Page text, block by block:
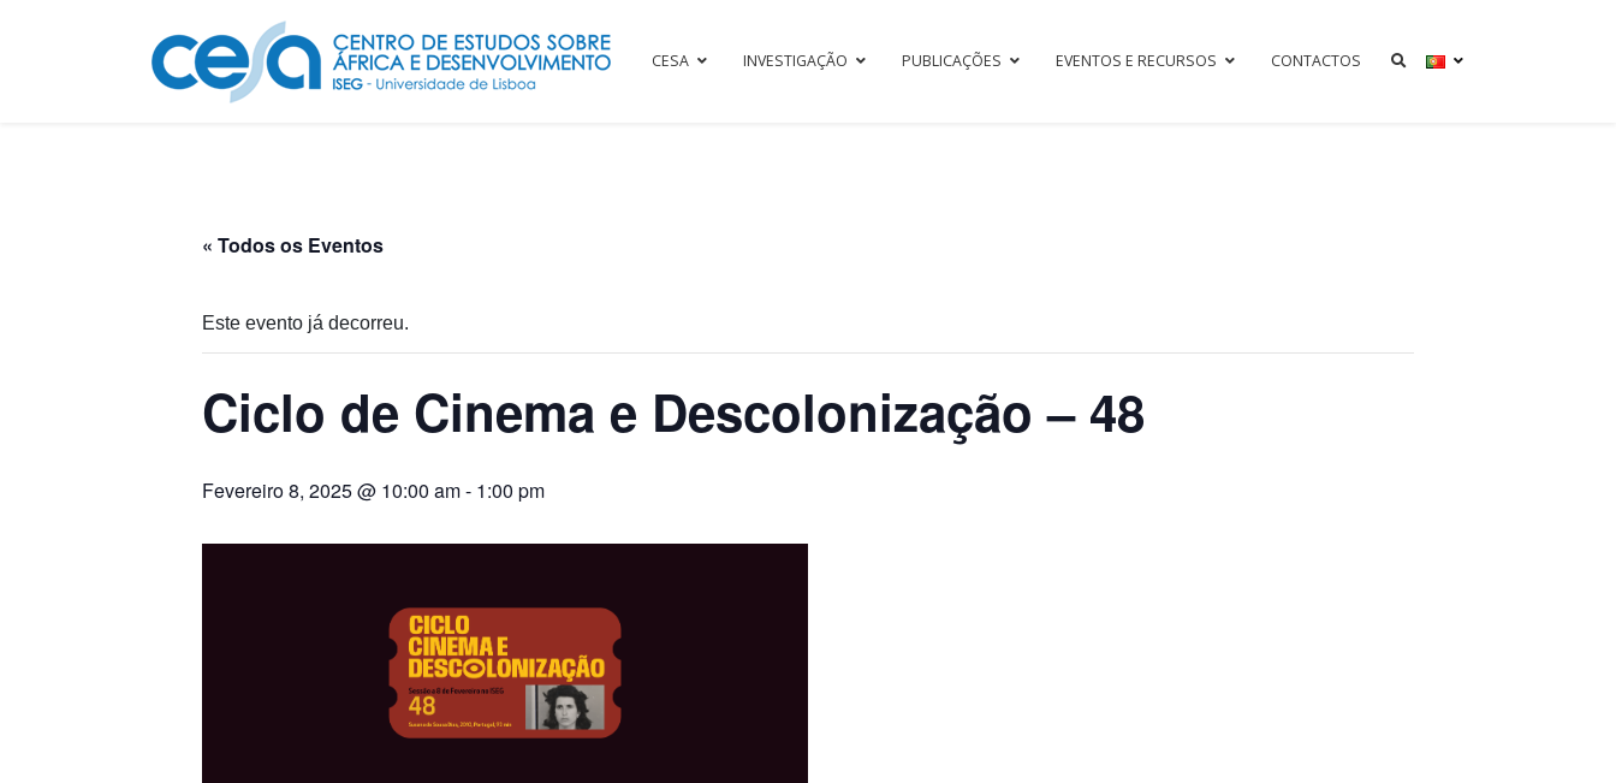
CESA INVESTIGAÇÃO PUBLICAÇÕES EVENTOS E RECURSOS CONTACTOS
« Todos os Eventos
Este evento já decorreu.
Ciclo de Cinema e Descolonização – 48
Fevereiro 8, 2025 @ 10:00 am- 1:00 pm